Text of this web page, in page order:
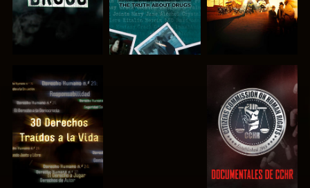
VE VE